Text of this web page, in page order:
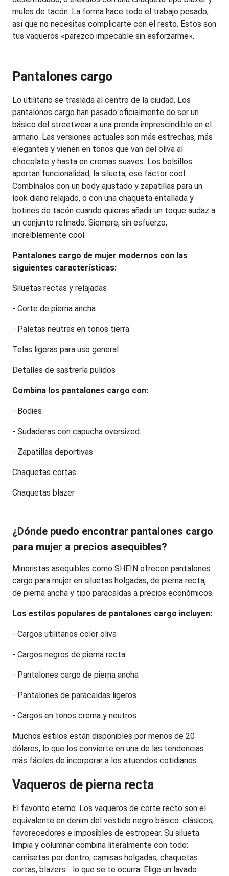
mules de tacón. La forma hace todo el trabajo pesado,
así que no necesitas complicarte con el resto. Estos son
tus vaqueros «parezco impecable sin esforzarme».
Pantalones cargo
Lo utilitario se traslada al centro de la ciudad. Los
pantalones cargo han pasado oficialmente de ser un
básico del streetwear a una prenda imprescindible en el
armario. Las versiones actuales son más estrechas, más
elegantes y vienen en tonos que van del oliva al
chocolate y hasta en cremas suaves. Los bolsillos
aportan funcionalidad; la silueta, ese factor cool.
Combínalos con un body ajustado y zapatillas para un
look diario relajado, o con una chaqueta entallada y
botines de tacón cuando quieras añadir un toque audaz a
un conjunto refinado. Siempre, sin esfuerzo,
increíblemente cool.
Pantalones cargo de mujer modernos con las
siguientes características:
Siluetas rectas y relajadas
- Corte de pierna ancha
- Paletas neutras en tonos tierra
Telas ligeras para uso general
Detalles de sastrería pulidos
Combina los pantalones cargo con:
- Bodies
- Sudaderas con capucha oversized
- Zapatillas deportivas
Chaquetas cortas
Chaquetas blazer
¿Dónde puedo encontrar pantalones cargo
para mujer a precios asequibles?
Minoristas asequibles como SHEIN ofrecen pantalones
cargo para mujer en siluetas holgadas, de pierna recta,
de pierna ancha y tipo paracaídas a precios económicos.
Los estilos populares de pantalones cargo incluyen:
- Cargos utilitarios color oliva
- Cargos negros de pierna recta
- Pantalones cargo de pierna ancha
- Pantalones de paracaídas ligeros
- Cargos en tonos crema y neutros
Muchos estilos están disponibles por menos de 20
dólares, lo que los convierte en una de las tendencias
más fáciles de incorporar a los atuendos cotidianos.
Vaqueros de pierna recta
El favorito eterno. Los vaqueros de corte recto son el
equivalente en denim del vestido negro básico: clásicos,
favorecedores e imposibles de estropear. Su silueta
limpia y columnar combina literalmente con todo:
camisetas por dentro, camisas holgadas, chaquetas
cortas, blazers… lo que se te ocurra. Elige un lavado